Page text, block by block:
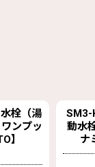
栓（湯
ンプッ
】
SM3-
動水
ナ